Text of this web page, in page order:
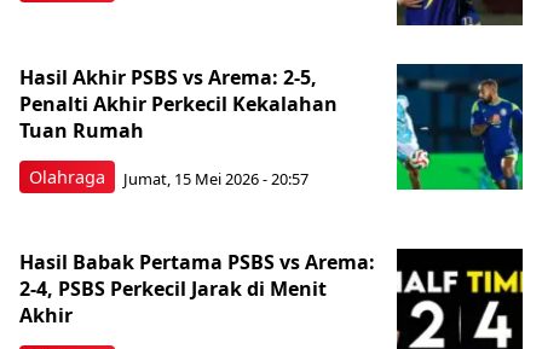
Olahraga
Hasil Akhir PSBS vs Arema: 2-5,
Penalti Akhir Perkecil Kekalahan
Tuan Rumah
Jumat, 15 Mei 2026 - 20:57
Hasil Babak Pertama PSBS vs Arema:
2-4, PSBS Perkecil Jarak di Menit
Akhir